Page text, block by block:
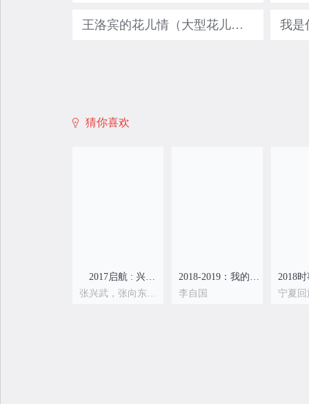
王洛宾的花儿情（大型花儿歌舞剧）
猜你喜欢
2017启航 : 兴武成长日志
张兴武，张向东，张佐
2018-2019：我的灵魂书
李自国